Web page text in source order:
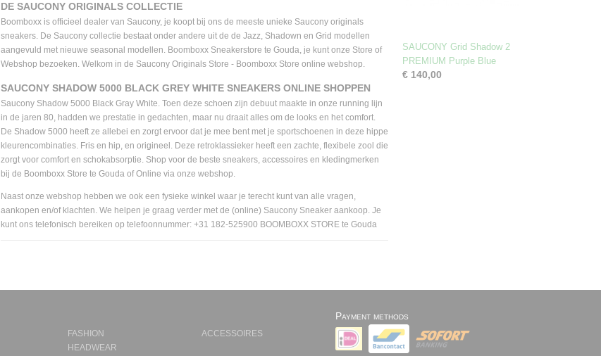
DE SAUCONY ORIGINALS COLLECTIE
Boomboxx is officieel dealer van Saucony, je koopt bij ons de meeste unieke Saucony originals
sneakers. De Saucony collectie bestaat onder andere uit de de Jazz, Shadown en Grid modellen
aangevuld met nieuwe seasonal modellen. Boomboxx Sneakerstore te Gouda, je kunt onze Store of
Webshop bezoeken. Welkom in de Saucony Originals Store - Boomboxx Store online webshop.
SAUCONY SHADOW 5000 BLACK GREY WHITE SNEAKERS ONLINE SHOPPEN
Saucony Shadow 5000 Black Gray White. Toen deze schoen zijn debuut maakte in onze running lijn
in de jaren 80, hadden we prestatie in gedachten, maar nu draait alles om de looks en het comfort.
De Shadow 5000 heeft ze allebei en zorgt ervoor dat je mee bent met je sportschoenen in deze hippe
kleurencombinaties. Fris en hip, en origineel. Deze retroklassieker heeft een zachte, flexibele zool die
zorgt voor comfort en schokabsorptie. Shop voor de beste sneakers, accessoires en kledingmerken
bij de Boomboxx Store te Gouda of Online via onze webshop.
Naast onze webshop hebben we ook een fysieke winkel waar je terecht kunt van alle vragen,
aankopen en/of klachten. We helpen je graag verder met de (online) Saucony Sneaker aankoop. Je
kunt ons telefonisch bereiken op telefoonnummer: +31 182-525900 BOOMBOXX STORE te Gouda
SAUCONY Grid Shadow 2
PREMIUM Purple Blue
€ 140,00
FASHION
HEADWEAR
ACCESSOIRES
Payment methods